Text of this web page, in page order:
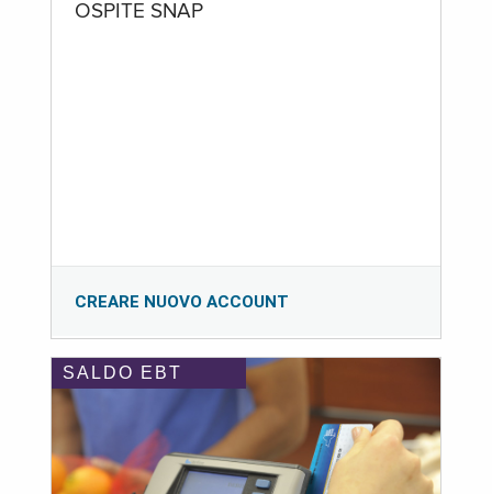
OSPITE SNAP
CREARE NUOVO ACCOUNT
SALDO EBT